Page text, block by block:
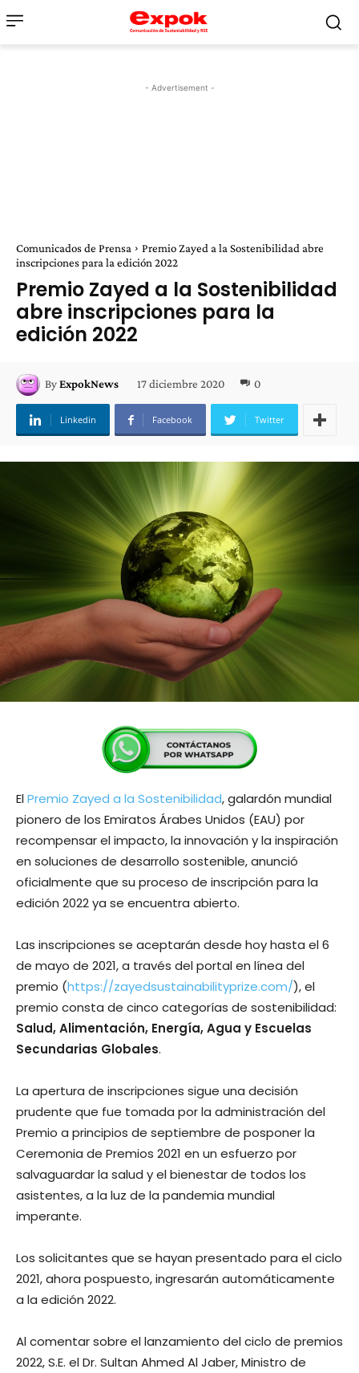
- Advertisement -
Comunicados de Prensa
Premio Zayed a la Sostenibilidad abre
inscripciones para la edición 2022
Premio Zayed a la Sostenibilidad
abre inscripciones para la
edición 2022
ByExpokNews 17 diciembre 2020 0
Linkedin Facebook Twitter
ElPremio Zayed a la Sostenibilidad, galardón mundial
pionero de los Emiratos Árabes Unidos (EAU) por
recompensar el impacto, la innovación y la inspiración
en soluciones de desarrollo sostenible, anunció
oficialmente que su proceso de inscripción para la
edición 2022 ya se encuentra abierto.
Las inscripciones se aceptarán desde hoy hasta el 6
de mayo de 2021, a través del portal en línea del
premio (https://zayedsustainabilityprize.com/), el
premio consta de cinco categorías de sostenibilidad:
Salud, Alimentación, Energía, Agua y Escuelas
Secundarias Globales.
La apertura de inscripciones sigue una decisión
prudente que fue tomada por la administración del
Premio a principios de septiembre de posponer la
Ceremonia de Premios 2021 en un esfuerzo por
salvaguardar la salud y el bienestar de todos los
asistentes, a la luz de la pandemia mundial
imperante.
Los solicitantes que se hayan presentado para el ciclo
2021, ahora pospuesto, ingresarán automáticamente
a la edición 2022.
Al comentar sobre el lanzamiento del ciclo de premios
2022, S.E. el Dr. Sultan Ahmed Al Jaber, Ministro de